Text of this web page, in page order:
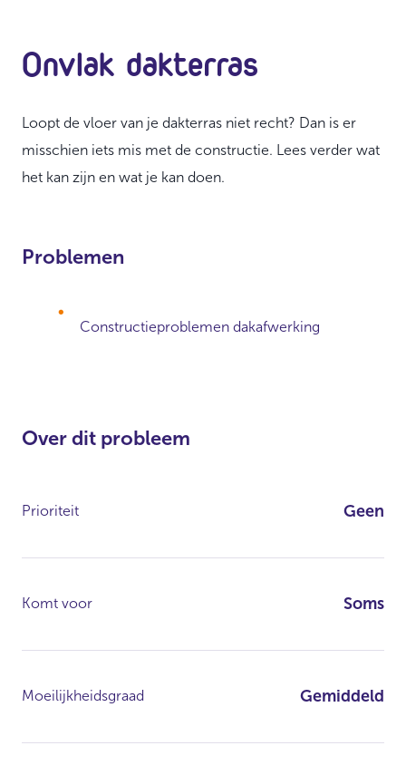
Onvlak dakterras
Loopt de vloer van je dakterras niet recht? Dan is er
misschien iets mis met de constructie. Lees verder wat
het kan zijn en wat je kan doen.
Problemen
Constructieproblemen dakafwerking
Over dit probleem
Prioriteit Geen
Komt voor Soms
Moeilijkheidsgraad Gemiddeld